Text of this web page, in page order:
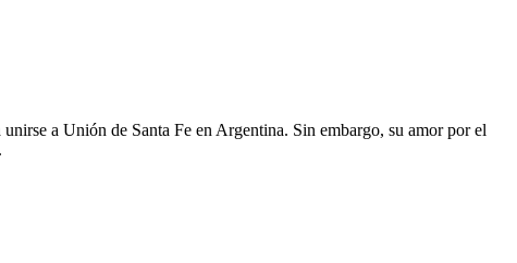
a Unión de Santa Fe en Argentina. Sin embargo, su amor por el